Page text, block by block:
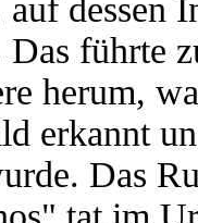
dessen
führte
herum,
erkannt
Das